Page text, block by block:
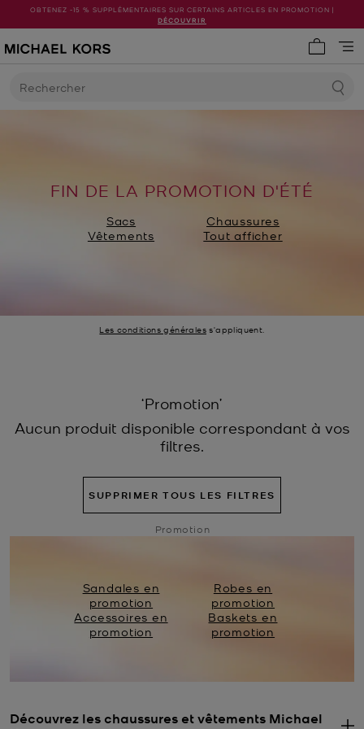
OBTENEZ -15 % SUPPLÉMENTAIRES SUR CERTAINS ARTICLES EN PROMOTION |
DÉCOUVRIR
Rechercher
FIN DE LA PROMOTION D'ÉTÉ
Sacs
Chaussures
Vêtements
Tout afficher
Les conditions générales s'appliquent.
‘Promotion’
Aucun produit disponible correspondant à vos
filtres.
SUPPRIMER TOUS LES FILTRES
Promotion
Sandales en
promotion
Robes en
promotion
Accessoires en
promotion
Baskets en
promotion
Découvrez les chaussures et vêtements Michael